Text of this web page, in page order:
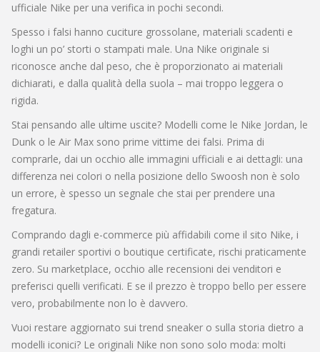
ufficiale Nike per una verifica in pochi secondi.
Spesso i falsi hanno cuciture grossolane, materiali scadenti e
loghi un po’ storti o stampati male. Una Nike originale si
riconosce anche dal peso, che è proporzionato ai materiali
dichiarati, e dalla qualità della suola – mai troppo leggera o
rigida.
Stai pensando alle ultime uscite? Modelli come le Nike Jordan, le
Dunk o le Air Max sono prime vittime dei falsi. Prima di
comprarle, dai un occhio alle immagini ufficiali e ai dettagli: una
differenza nei colori o nella posizione dello Swoosh non è solo
un errore, è spesso un segnale che stai per prendere una
fregatura.
Comprando dagli e-commerce più affidabili come il sito Nike, i
grandi retailer sportivi o boutique certificate, rischi praticamente
zero. Su marketplace, occhio alle recensioni dei venditori e
preferisci quelli verificati. E se il prezzo è troppo bello per essere
vero, probabilmente non lo è davvero.
Vuoi restare aggiornato sui trend sneaker o sulla storia dietro a
modelli iconici? Le originali Nike non sono solo moda: molti